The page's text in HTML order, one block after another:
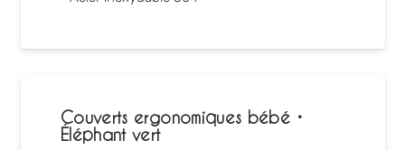
Couverts ergonomiques bébé •
Éléphant vert